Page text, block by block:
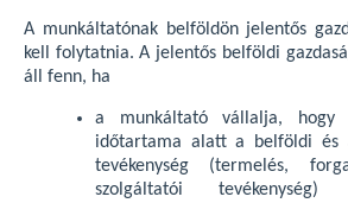
A munkáltatónak belföldön jelentős
kell folytatnia. A jelentős belföldi
áll fenn, ha
a munkáltató vállalja, hogy
időtartama alatt a belföldi és
tevékenység (termelés,
szolgáltatói